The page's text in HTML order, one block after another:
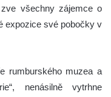
všechny zájemce o
expozice své pobočky v
rumburského muzea a
nenásilně vytrhne